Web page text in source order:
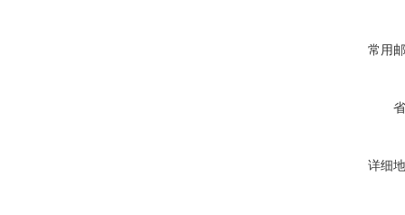
常用
详细